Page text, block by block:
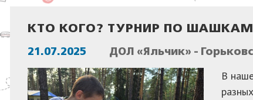
КТО КОГО? ТУРНИР ПО
21.07.2025 ДОЛ «Яльчик» -
В